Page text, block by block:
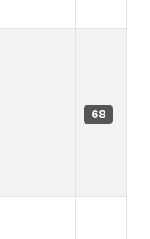
68